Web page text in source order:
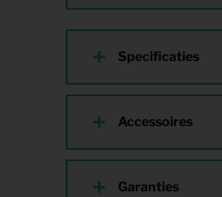
Specificaties
Accessoires
Garanties